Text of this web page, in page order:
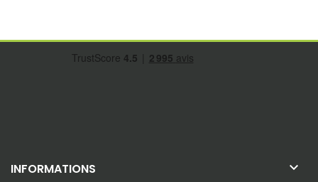
INFORMATIONS 